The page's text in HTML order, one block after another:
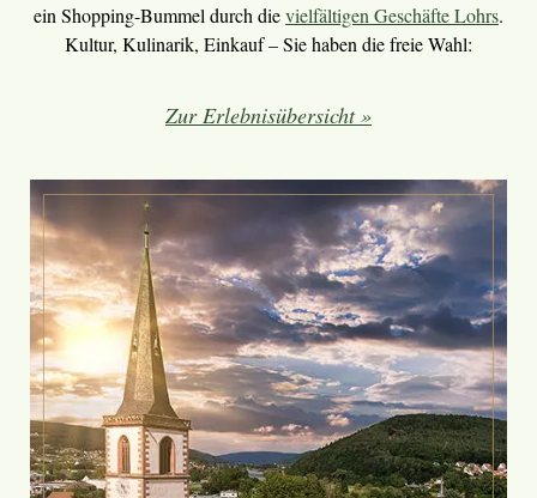
ein Shopping-Bummel durch dievielfältigen Geschäfte Lohrs.
Kultur, Kulinarik, Einkauf – Sie haben die freie Wahl:
Zur Erlebnisübersicht »